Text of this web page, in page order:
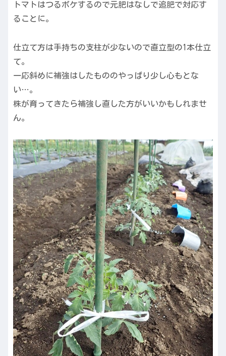
トマトはつるボケするので元肥はなしで追肥で対応す
ることに。
仕立て方は手持ちの支柱が少ないので直立型の1本仕立
て。
一応斜めに補強はしたもののやっぱり少し心もとな
い…。
株が育ってきたら補強し直した方がいいかもしれませ
ん。